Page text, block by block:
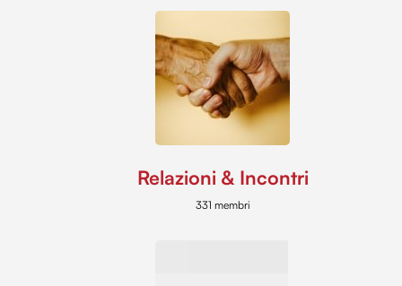
Relazioni & Incontri
331 membri